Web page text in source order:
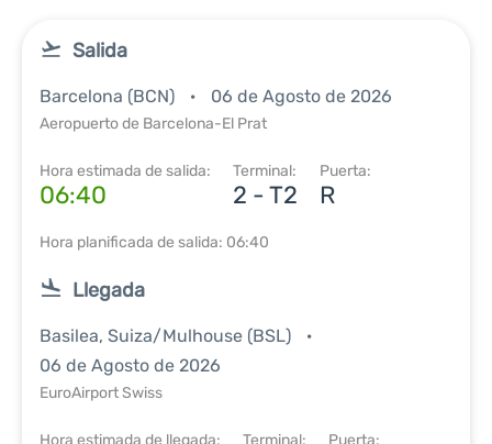
Salida
Barcelona (BCN) 06 de Agosto de 2026
Aeropuerto de Barcelona-El Prat
Hora estimada de salida:
06:40
Terminal:
2 - T2
Puerta:
R
Hora planificada de salida: 06:40
Llegada
Basilea, Suiza/Mulhouse (BSL)
06 de Agosto de 2026
EuroAirport Swiss
Hora estimada de llegada: Terminal: Puerta: